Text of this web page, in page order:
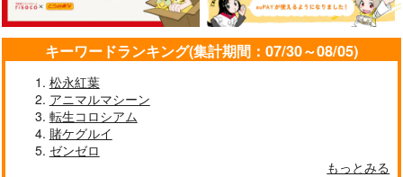
770円（税込）
サンプル
作品詳細
サンプル サンプル
キーワードランキング(集計期間：07/30～08/05)
松永紅葉
アニマルマシーン
転生コロシアム
賭ケグルイ
ゼンゼロ
もっとみる